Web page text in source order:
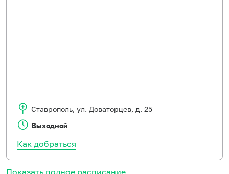
Показать полное расписание
Ставрополь, ул. Доваторцев, д. 25
Выходной
Как добраться